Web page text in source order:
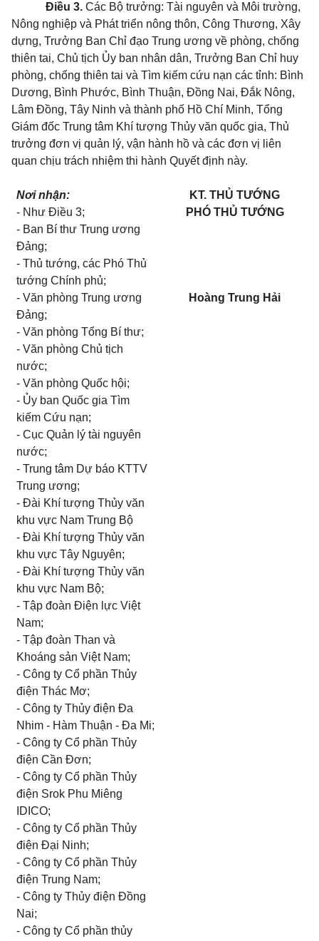
Điều 3. Các Bộ trưởng: Tài nguyên và Môi trường,
Nông nghiệp và Phát triển nông thôn, Công Thương, Xây
dựng, Trưởng Ban Chỉ đạo Trung ương về phòng, chống
thiên tai, Chủ tịch Ủy ban nhân dân, Trưởng Ban Chỉ huy
phòng, chống thiên tai và Tìm kiếm cứu nạn các tỉnh: Bình
Dương, Bình Phước, Bình Thuận, Đồng Nai, Đắk Nông,
Lâm Đồng, Tây Ninh và thành phố Hồ Chí Minh, Tổng
Giám đốc Trung tâm Khí tượng Thủy văn quốc gia, Thủ
trưởng đơn vị quản lý, vận hành hồ và các đơn vị liên
quan chịu trách nhiệm thi hành Quyết định này.
Nơi nhận:
- Như Điều 3;
- Ban Bí thư Trung ương
Đảng;
- Thủ tướng, các Phó Thủ
tướng Chính phủ;
- Văn phòng Trung ương
Đảng;
- Văn phòng Tổng Bí thư;
- Văn phòng Chủ tịch
nước;
- Văn phòng Quốc hội;
- Ủy ban Quốc gia Tìm
kiếm Cứu nạn;
- Cục Quản lý tài nguyên
nước;
- Trung tâm Dự báo KTTV
Trung ương;
- Đài Khí tượng Thủy văn
khu vực Nam Trung Bộ
- Đài Khí tượng Thủy văn
khu vực Tây Nguyên;
- Đài Khí tượng Thủy văn
khu vực Nam Bộ;
- Tập đoàn Điện lực Việt
Nam;
- Tập đoàn Than và
Khoáng sản Việt Nam;
- Công ty Cổ phần Thủy
điện Thác Mơ;
- Công ty Thủy điện Đa
Nhim - Hàm Thuận - Đa Mi;
- Công ty Cổ phần Thủy
điện Cần Đơn;
- Công ty Cổ phần Thủy
điện Srok Phu Miêng
IDICO;
- Công ty Cổ phần Thủy
điện Đại Ninh;
- Công ty Cổ phần Thủy
điện Trung Nam;
- Công ty Thủy điện Đồng
Nai;
- Công ty Cổ phần thủy
KT. THỦ TƯỚNG
PHÓ THỦ TƯỚNG
Hoàng Trung Hải